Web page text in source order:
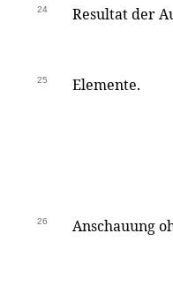
24 Resultat der
25 Elemente.
26 Anschauung